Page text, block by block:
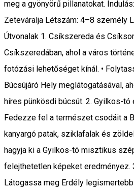
meg a gyönyörű pillanatokat.
Zeteváralja Létszám: 4–8 személy
Útvonalak 1. Csíkszereda és
Csíkszeredában, ahol a város
fotózási lehetőséget kínál. •
Búcsújáró Hely meglátogatásával,
híres pünkösdi búcsút. 2. Gyilkos-tó
Fedezze fel a természet csodáit a
kanyargó patak, sziklafalak és
hagyja ki a Gyilkos-tó misztikus
felejthetetlen képeket eredményez.
Látogassa meg Erdély